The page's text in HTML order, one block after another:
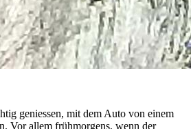
geniessen, mit dem Auto von einem
Vor allem frühmorgens, wenn der